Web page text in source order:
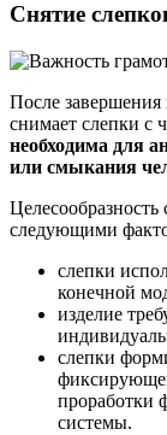
Снятие
После
снимает слепки с
необходима для
или смыкания
Целесообразность
следующими
слепки
конечной
изделие
слепки
проработки
системы.